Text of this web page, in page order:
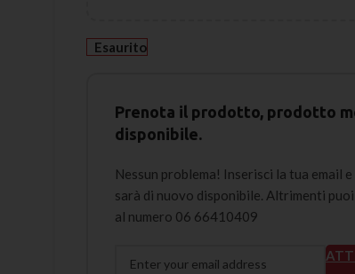
Esaurito
Prenota il prodotto, prodotto
disponibile.
Nessun problema! Inserisci la tua email
sarà di nuovo disponibile. Altrimenti
al numero 06 66410409